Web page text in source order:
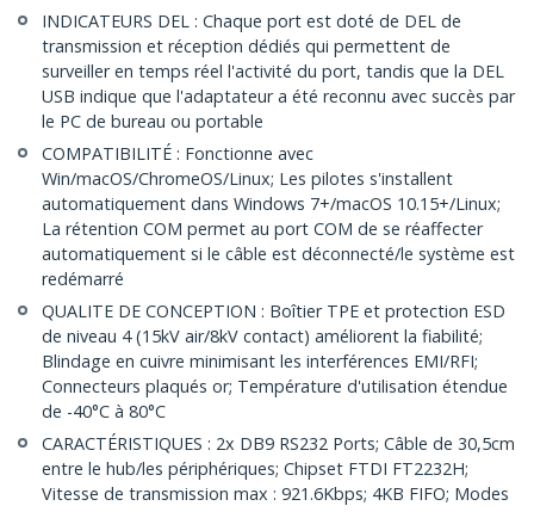
INDICATEURS DEL : Chaque port est doté de DEL de
transmission et réception dédiés qui permettent de
surveiller en temps réel l'activité du port, tandis que la DEL
USB indique que l'adaptateur a été reconnu avec succès par
le PC de bureau ou portable
COMPATIBILITÉ : Fonctionne avec
Win/macOS/ChromeOS/Linux; Les pilotes s'installent
automatiquement dans Windows 7+/macOS 10.15+/Linux;
La rétention COM permet au port COM de se réaffecter
automatiquement si le câble est déconnecté/le système est
redémarré
QUALITE DE CONCEPTION : Boîtier TPE et protection ESD
de niveau 4 (15kV air/8kV contact) améliorent la fiabilité;
Blindage en cuivre minimisant les interférences EMI/RFI;
Connecteurs plaqués or; Température d'utilisation étendue
de -40°C à 80°C
CARACTÉRISTIQUES : 2x DB9 RS232 Ports; Câble de 30,5cm
entre le hub/les périphériques; Chipset FTDI FT2232H;
Vitesse de transmission max : 921.6Kbps; 4KB FIFO; Modes